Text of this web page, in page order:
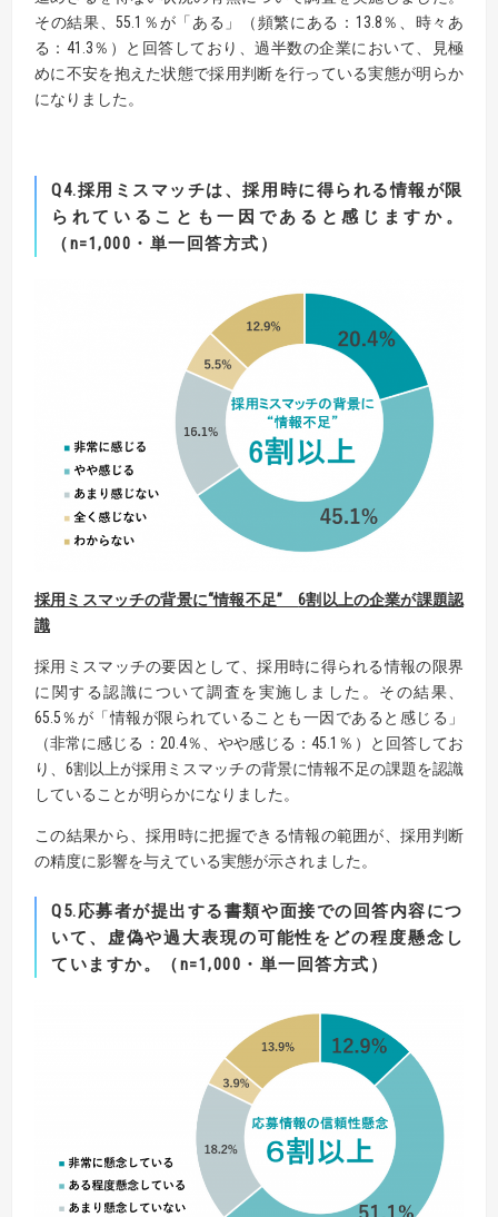
その結果、55.1％が「ある」（頻繁にある：13.8％、時々あ
る：41.3％）と回答しており、過半数の企業において、見極
めに不安を抱えた状態で採用判断を行っている実態が明らか
になりました。
Q4.採用ミスマッチは、採用時に得られる情報が限
られていることも一因であると感じますか。
（n=1,000・単一回答方式）
採用ミスマッチの背景に“情報不足”6割以上の企業が課題認
識
採用ミスマッチの要因として、採用時に得られる情報の限界
に関する認識について調査を実施しました。その結果、
65.5％が「情報が限られていることも一因であると感じる」
（非常に感じる：20.4％、やや感じる：45.1％）と回答してお
り、6割以上が採用ミスマッチの背景に情報不足の課題を認識
していることが明らかになりました。
この結果から、採用時に把握できる情報の範囲が、採用判断
の精度に影響を与えている実態が示されました。
Q5.応募者が提出する書類や面接での回答内容につ
いて、虚偽や過大表現の可能性をどの程度懸念し
ていますか。
（n=1,000・単一回答方式）